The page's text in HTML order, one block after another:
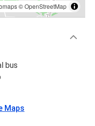
©OpenStreetMap
bus
Maps